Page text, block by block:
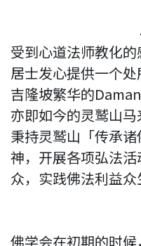
受到心道法师教化
居士发心提供一个
吉隆坡繁华的
亦即如今的灵鹫山
秉持灵鹫山「传承
神，开展各项弘法
众，实践佛法利益众
佛学会在初期的时